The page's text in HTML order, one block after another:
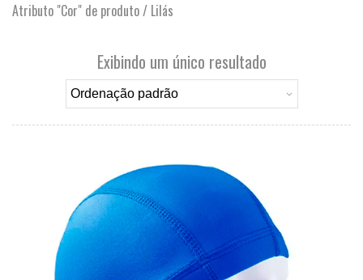
Atributo "Cor" de produto / Lilás
Exibindo um único resultado